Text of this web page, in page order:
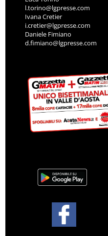
l.torino@lgpresse.com
Ivana Cretier
i.cretier@lgpresse.com
Daniele Fimiano
d.fimiano@lgpresse.com